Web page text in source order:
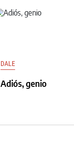
DALE
Adiós, genio